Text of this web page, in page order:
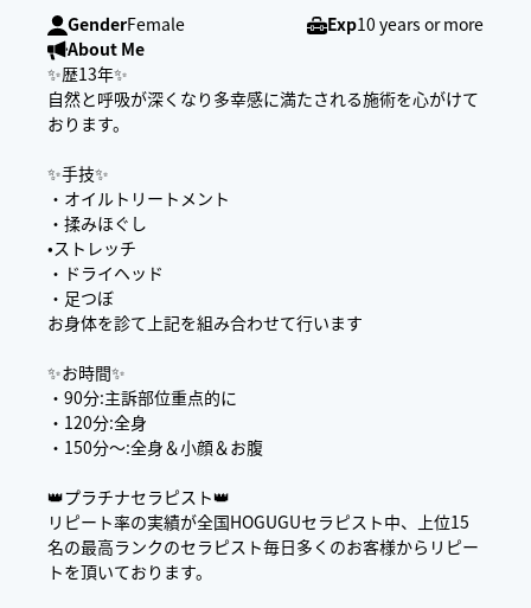
GenderFemale Exp10 years or more
About Me
✨歴13年✨
自然と呼吸が深くなり多幸感に満たされる施術を心がけて
おります。
✨手技✨
・オイルトリートメント
・揉みほぐし
•ストレッチ
・ドライヘッド
・足つぼ
お身体を診て上記を組み合わせて行います
✨お時間✨
・90分:主訴部位重点的に
・120分:全身
・150分〜:全身＆小顔＆お腹
👑プラチナセラピスト👑
リピート率の実績が全国HOGUGUセラピスト中、上位15
名の最高ランクのセラピスト毎日多くのお客様からリピー
トを頂いております。